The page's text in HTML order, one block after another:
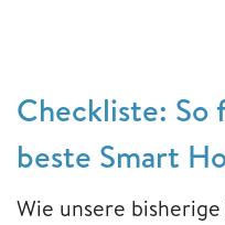
Checkliste: So
beste Smart
Wie unsere